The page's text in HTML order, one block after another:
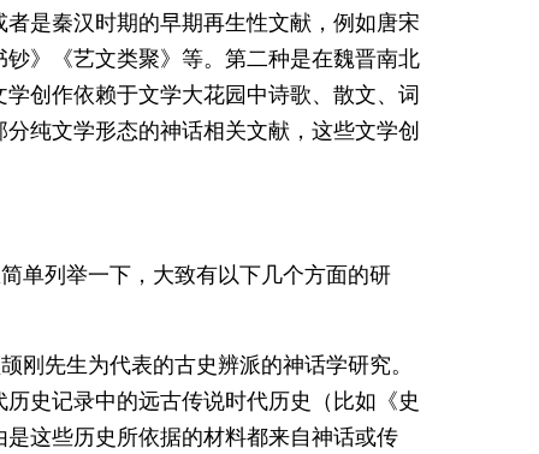
是秦汉时期的早期再生性文献，例如唐宋
》《艺文类聚》等。第二种是在魏晋南北
创作依赖于文学大花园中诗歌、散文、词
纯文学形态的神话相关文献，这些文学创
单列举一下，大致有以下几个方面的研
刚先生为代表的古史辨派的神话学研究。
史记录中的远古传说时代历史（比如《史
这些历史所依据的材料都来自神话或传